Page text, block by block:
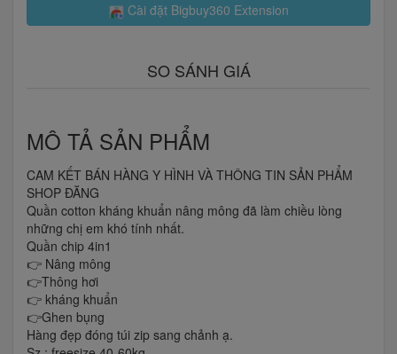
Cài đặt Bigbuy360 Extension
SO SÁNH GIÁ
MÔ TẢ SẢN PHẨM
CAM KẾT BÁN HÀNG Y HÌNH VÀ THÔNG TIN SẢN PHẨM
SHOP ĐĂNG
Quần cotton kháng khuẩn nâng mông đã làm chiều lòng
những chị em khó tính nhất.
Quần chip 4in1
👉 Nâng mông
👉Thông hơi
👉 kháng khuẩn
👉Ghen bụng
Hàng đẹp đóng túi zip sang chảnh ạ.